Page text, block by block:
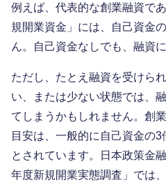
例えば、代表的な創業融資で
規開業資金」には、自己資金
ん。自己資金なしでも、融資
ただし、たとえ融資を受けら
い、または少ない状態では、
てしまうかもしれません。創
目安は、一般的に自己資金の
とされています。日本政策金
年度新規開業実態調査」では